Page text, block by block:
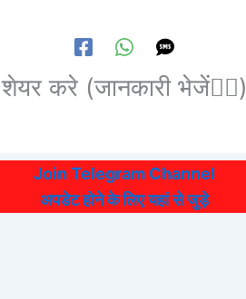
शेयर करे (जानकारी भेजें👆🏻)
Join Telegram Channel
अपडेट होने के लिए यहां से जुड़े